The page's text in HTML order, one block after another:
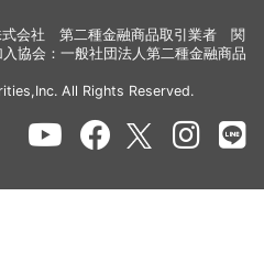
式会社 第二種金融商品取引業者 関
協会：一般社団法人第二種金融商品
All Rights Reserved.